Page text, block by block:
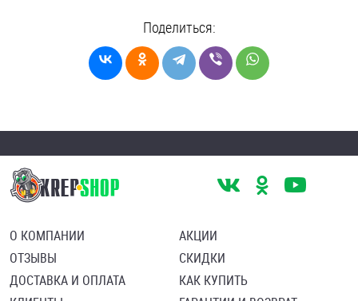
Поделиться:
О КОМПАНИИ
ОТЗЫВЫ
ДОСТАВКА И ОПЛАТА
АКЦИИ
СКИДКИ
КАК КУПИТЬ